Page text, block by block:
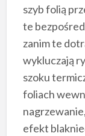
szyb folią
te
zanim te
wykluczają
szoku
foliach
efekt